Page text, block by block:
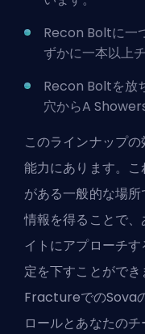
Recon Boltに一
ずかに一本以上
Recon Boltを放
穴からA
このラインナップ
能力にあります。
がある一般的な場
情報を得ることで
イトにアプローチ
定を下すことができ
FractureでのSova
ロールとあなたの